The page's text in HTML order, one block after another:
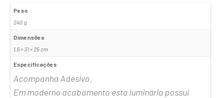
Peso
240 g
Dimensões
1,5 × 31 × 25 cm
Especificações
Acompanha Adesivo.
Em moderno acabamento esta luminária possui